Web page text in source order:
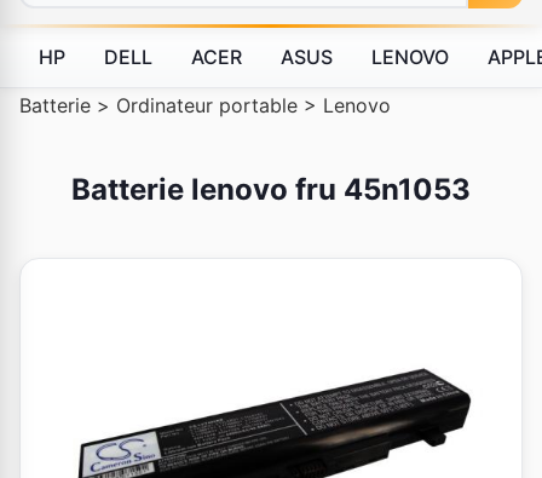
HP DELL ACER ASUS LENOVO
Batterie > Ordinateur portable > Lenovo
Batterie lenovo fru 45n1053